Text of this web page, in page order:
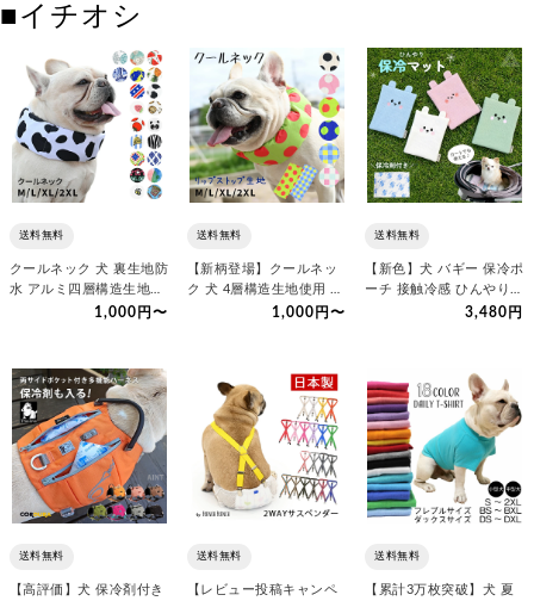
■イチオシ
送料無料
クールネック 犬 裏生地防
水 アルミ四層構造生地使
用 夏 長時間保冷 クー…
1,000円〜
送料無料
【新柄登場】クールネッ
ク 犬 4層構造生地使用 保
冷時間長い アルミ 内蔵 …
1,000円〜
送料無料
【新色】犬 バギー 保冷ポ
ーチ 接触冷感 ひんやりマ
ット 保冷剤付き ひんや…
3,480円
送料無料
【高評価】犬 保冷剤付き
送料無料
【レビュー投稿キャンペ
送料無料
【累計3万枚突破】犬 夏